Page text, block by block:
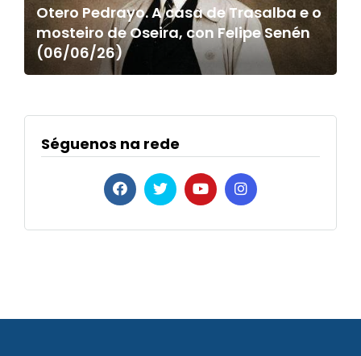
Otero Pedrayo. A casa de Trasalba e o
mosteiro de Oseira, con Felipe Senén
(06/06/26)
Séguenos na rede